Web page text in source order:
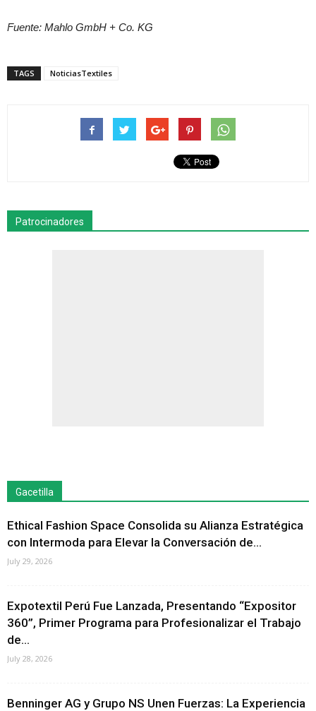
Fuente: Mahlo GmbH + Co. KG
TAGS NoticiasTextiles
Patrocinadores
Gacetilla
Ethical Fashion Space Consolida su Alianza Estratégica
con Intermoda para Elevar la Conversación de...
July 29, 2026
Expotextil Perú Fue Lanzada, Presentando “Expositor
360”, Primer Programa para Profesionalizar el Trabajo
de...
July 28, 2026
Benninger AG y Grupo NS Unen Fuerzas: La Experiencia